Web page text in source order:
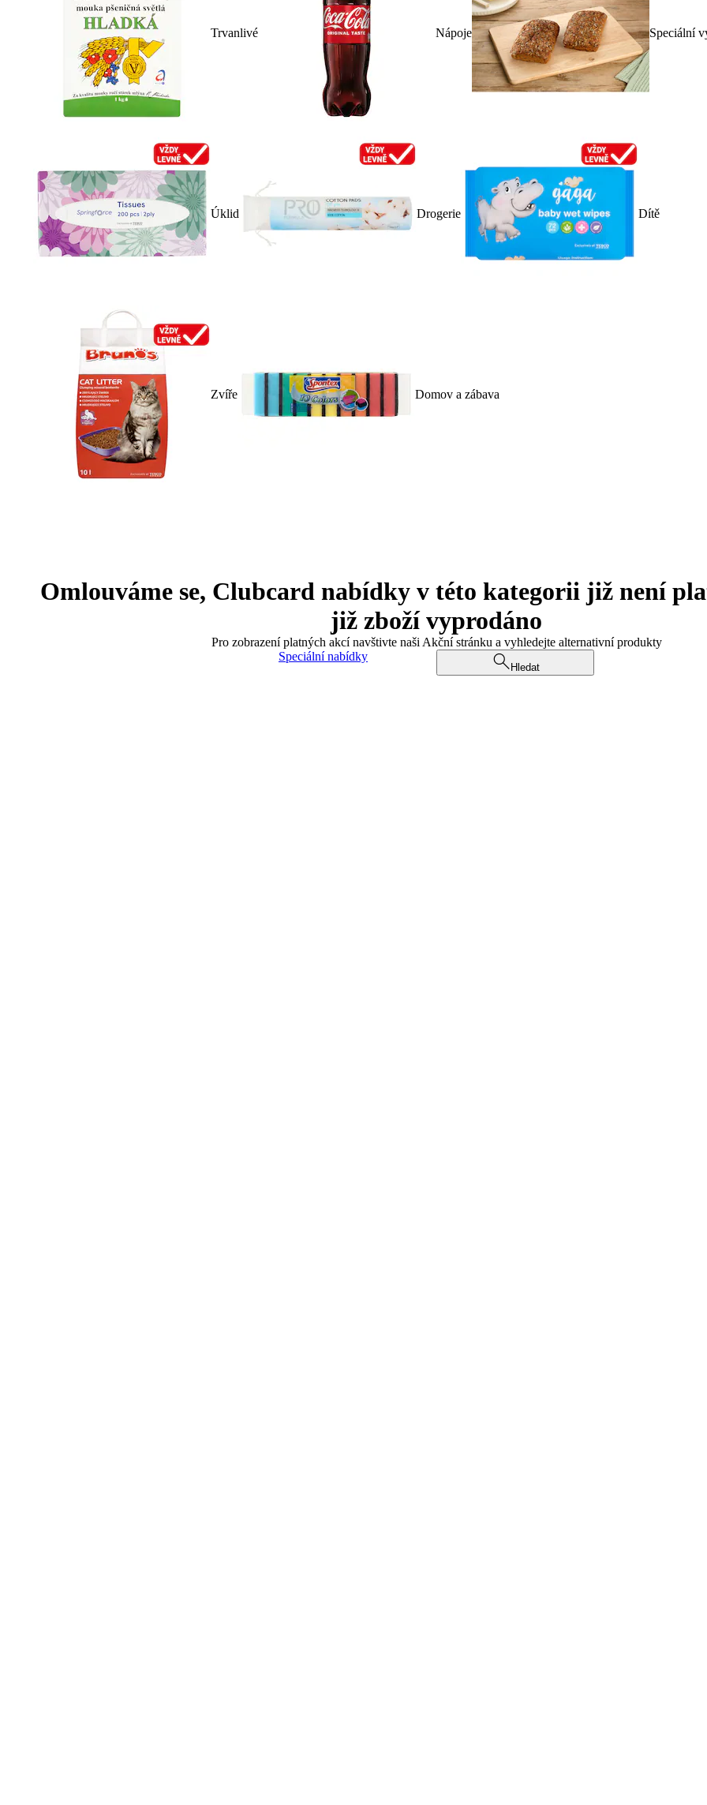
Trvanlivé Nápoje Speciální
Úklid Drogerie Dítě
Zvíře Domov a zábava
Omlouváme se, Clubcard nabídky v této kategorii již není
již zboží vyprodáno
Pro zobrazení platných akcí navštivte naši Akční stránku a vyhledejte alternativní produkty
Speciální nabídky
Hledat